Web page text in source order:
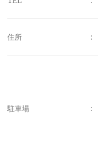
住所 :
駐車場 :